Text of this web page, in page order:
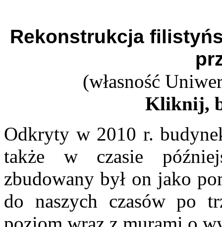
Rekonstrukcja
(własność
Kliknij,
Odkryty w 2010 r.
także w czasie
zbudowany był on jako
do naszych czasów po